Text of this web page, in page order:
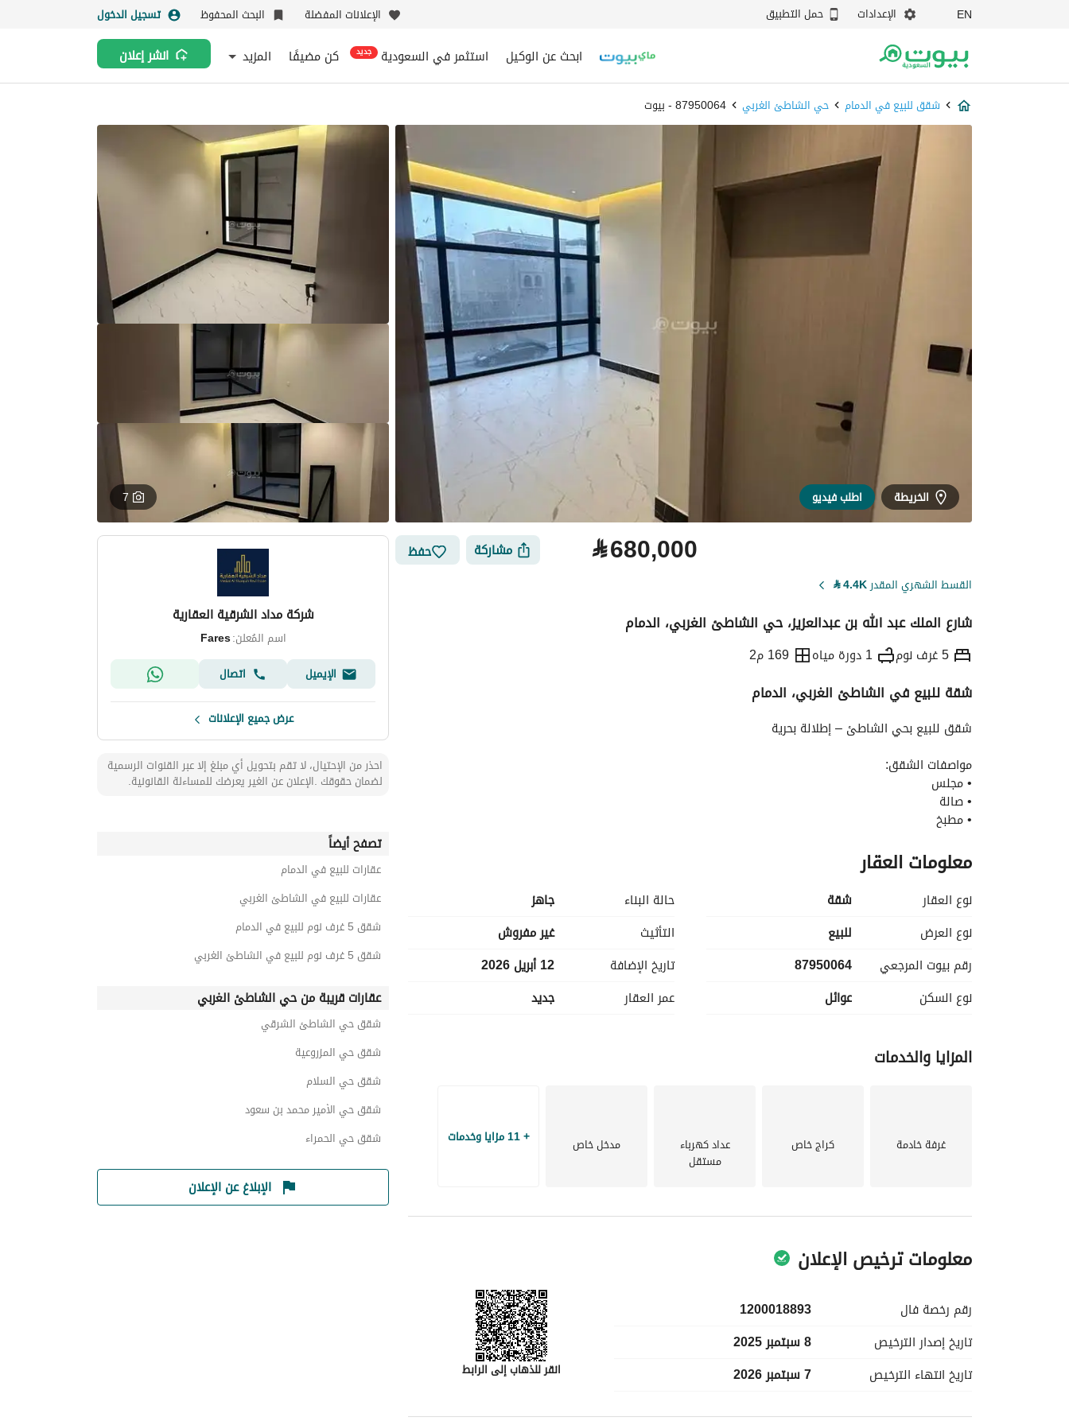
EN الإعدادات حمل التطبيق الإعلانات المفضلة البحث المحفوظ تسجيل الدخول
ابحث عن الوكيل استثمر في السعودية جديد كن مضيفًا المزيد انشر إعلان
شقق للبيع في الدمام حي الشاطئ الغربي 87950064 - بيوت
الخريطة اطلب فيديو 7
⃁680,000 مشاركة حفظ
القسط الشهري المقدر4.4K
⃁
شارع الملك عبد الله بن عبدالعزيز، حي الشاطئ الغربي، الدمام
5 غرف نوم 1 دورة مياه 169 م2
التفاصيل معلومات ترخيص الإعلان
شقة للبيع في الشاطئ الغربي، الدمام
شقق للبيع بحي الشاطئ – إطلالة بحرية
مواصفات الشقق:
• مجلس
• صالة
• مطبخ
• غرفة عاملة بحمام مستقل
الخدمات والمرافق:
• ألعاب أطفال
• نادي رياضي متكامل
• مواقف سيارات
• موقع مميز قريب من جميع الخدمات
معلومات العقار
نوع العقار
شقة
نوع العرض
للبيع
رقم بيوت المرجعي
87950064
نوع السكن
عوائل
حالة البناء
جاهز
التأثيث
غير مفروش
تاريخ الإضافة
12 أبريل 2026
عمر العقار
جديد
المزايا والخدمات
غرفة خادمة كراج خاص عداد كهرباء
مستقل
مدخل خاص + 11 مزايا وخدمات
معلومات ترخيص الإعلان
رقم رخصة فال
1200018893
تاريخ إصدار الترخيص
8 سبتمبر 2025
تاريخ انتهاء الترخيص 7 سبتمبر 2026 انقر للذهاب إلى الرابط
شركة مداد الشرقية العقارية
اسم المُعلن:Fares
الإيميل
اتصال
عرض جميع الإعلانات
احذر من الإحتيال، لا تقم بتحويل أي مبلغ إلا عبر القنوات الرسمية
لضمان حقوقك .الإعلان عن الغير يعرضك للمساءلة القانونية.
تصفح أيضاً
عقارات للبيع في الدمام
عقارات للبيع في الشاطئ الغربي
شقق 5 غرف نوم للبيع في الدمام
شقق 5 غرف نوم للبيع في الشاطئ الغربي
عقارات قريبة من حي الشاطئ الغربي
شقق حي الشاطئ الشرقي
شقق حي المزروعية
شقق حي السلام
شقق حي الأمير محمد بن سعود
شقق حي الحمراء
الإبلاغ عن الإعلان